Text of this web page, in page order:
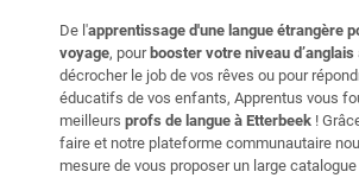
De l'apprentissage d'une langue étrangère
voyage, pour booster votre niveau d’anglais
décrocher le job de vos rêves ou pour
éducatifs de vos enfants, Apprentus vous
meilleurs profs de langue à Etterbeek !
faire et notre plateforme communautaire
mesure de vous proposer un large